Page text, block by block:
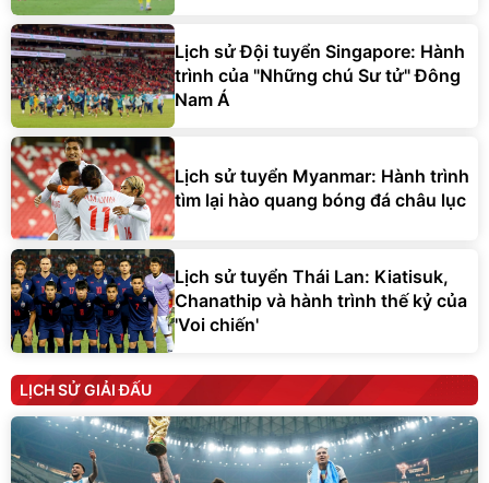
Lịch sử Đội tuyển Singapore: Hành
trình của "Những chú Sư tử" Đông
Nam Á
Lịch sử tuyển Myanmar: Hành trình
tìm lại hào quang bóng đá châu lục
Lịch sử tuyển Thái Lan: Kiatisuk,
Chanathip và hành trình thế kỷ của
'Voi chiến'
LỊCH SỬ GIẢI ĐẤU